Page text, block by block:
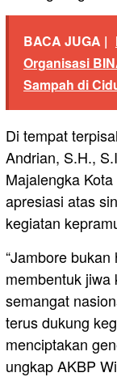
BACA JUGA |
Organisasi
Sampah di
Di tempat
Andrian, S.H.,
Majalengka
apresiasi atas
kegiatan
“Jambore
membentuk jiwa
semangat
terus dukung
menciptakan
ungkap AKBP